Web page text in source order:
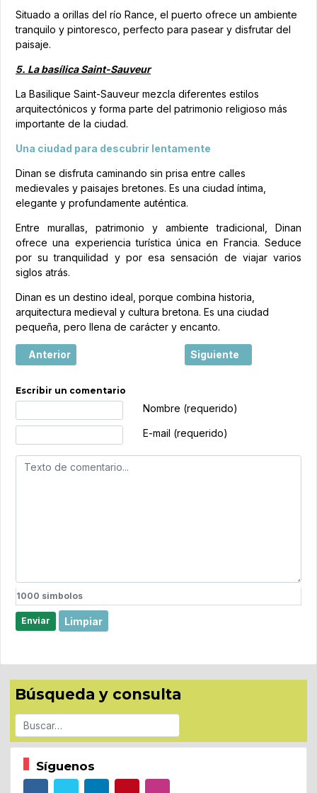
Situado a orillas del río Rance, el puerto ofrece un ambiente
tranquilo y pintoresco, perfecto para pasear y disfrutar del
paisaje.
5. La basílica Saint-Sauveur
La Basilique Saint-Sauveur mezcla diferentes estilos
arquitectónicos y forma parte del patrimonio religioso más
importante de la ciudad.
Una ciudad para descubrir lentamente
Dinan se disfruta caminando sin prisa entre calles
medievales y paisajes bretones. Es una ciudad íntima,
elegante y profundamente auténtica.
Entre murallas, patrimonio y ambiente tradicional, Dinan
ofrece una experiencia turística única en Francia. Seduce
por su tranquilidad y por esa sensación de viajar varios
siglos atrás.
Dinan es un destino ideal, porque combina historia,
arquitectura medieval y cultura bretona. Es una ciudad
pequeña, pero llena de carácter y encanto.
Artículo anterior: Collioure, la joya mediterránea entre
Anterior Artículo siguiente:
Siguiente
Escribir un comentario
Nombre (requerido)
E-mail (requerido)
1000 simbolos
Enviar Limpiar
Búsqueda y consulta
Buscar
Síguenos